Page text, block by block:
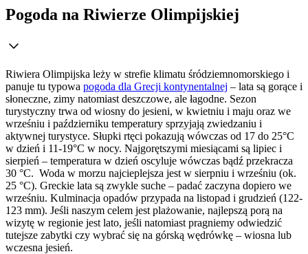
Pogoda na Riwierze Olimpijskiej
Riwiera Olimpijska leży w strefie klimatu śródziemnomorskiego i
panuje tu typowa pogoda dla Grecji kontynentalnej – lata są gorące i
słoneczne, zimy natomiast deszczowe, ale łagodne. Sezon
turystyczny trwa od wiosny do jesieni, w kwietniu i maju oraz we
wrześniu i październiku temperatury sprzyjają zwiedzaniu i
aktywnej turystyce. Słupki rtęci pokazują wówczas od 17 do 25°C
w dzień i 11-19°C w nocy. Najgorętszymi miesiącami są lipiec i
sierpień – temperatura w dzień oscyluje wówczas bądź przekracza
30 °C. Woda w morzu najcieplejsza jest w sierpniu i wrześniu (ok.
25 °C). Greckie lata są zwykle suche – padać zaczyna dopiero we
wrześniu. Kulminacja opadów przypada na listopad i grudzień (122-
123 mm). Jeśli naszym celem jest plażowanie, najlepszą porą na
wizytę w regionie jest lato, jeśli natomiast pragniemy odwiedzić
tutejsze zabytki czy wybrać się na górską wędrówkę – wiosna lub
wczesna jesień.